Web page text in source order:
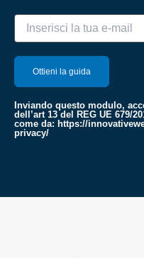
Inviando questo modulo,
dell’art 13 del REG UE 679/
come da: https://
privacy/